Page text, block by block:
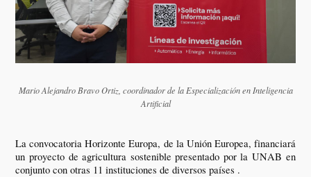
Mario Alejandro Bravo Ortiz, coordinador de la Especialización en Inteligencia
Artificial
La convocatoria Horizonte Europa, de la Unión Europea, financiará
un proyecto de agricultura sostenible presentado por la UNAB en
conjunto con otras 11 instituciones de diversos países .